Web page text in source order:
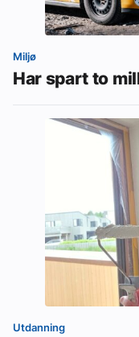
Miljø
Har spart to
Utdanning